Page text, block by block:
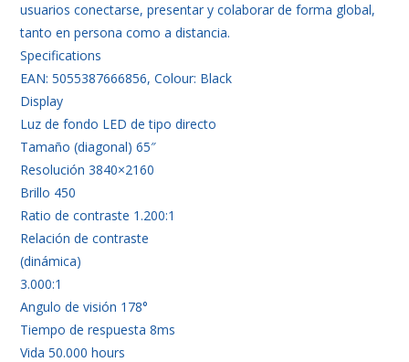
usuarios conectarse, presentar y colaborar de forma global,
tanto en persona como a distancia.
Specifications
EAN: 5055387666856, Colour: Black
Display
Luz de fondo LED de tipo directo
Tamaño (diagonal) 65″
Resolución 3840×2160
Brillo 450
Ratio de contraste 1.200:1
Relación de contraste
(dinámica)
3.000:1
Angulo de visión 178°
Tiempo de respuesta 8ms
Vida 50.000 hours